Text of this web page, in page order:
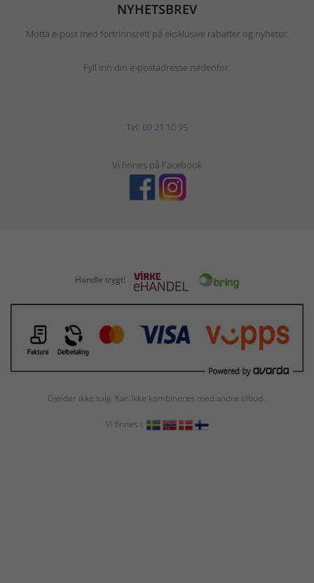
NYHETSBREV
Motta e-post med fortrinnsrett på eksklusive rabatter og nyheter.
Fyll inn din e-postadresse nedenfor.
Tel: 69 21 10 95
Vi finnes på Facebook
Handle trygt!
Gjelder ikke salg. Kan ikke kombineres med andre tilbud.
Vi finnes i: